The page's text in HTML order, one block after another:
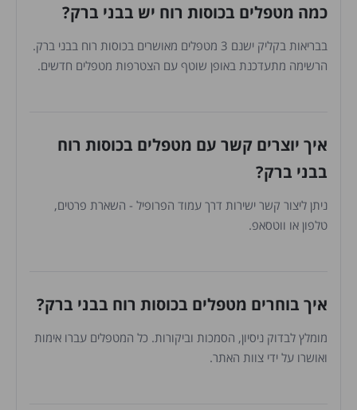
כמה מטפלים בכוסות רוח יש בבני ברק?
בבריאות בקליק ישנם 3 מטפלים מאושרים בכוסות רוח בבני ברק.
הרשימה מתעדכנת באופן שוטף עם הצטרפות מטפלים חדשים.
איך יוצרים קשר עם מטפלים בכוסות רוח
בבני ברק?
ניתן ליצור קשר ישירות דרך עמוד הפרופיל - השארת פרטים,
טלפון או ווטסאפ.
איך בוחרים מטפלים בכוסות רוח בבני ברק?
מומלץ לבדוק ניסיון, הסמכות וביקורות. כל המטפלים עברו אימות
ואושרו על ידי צוות האתר.